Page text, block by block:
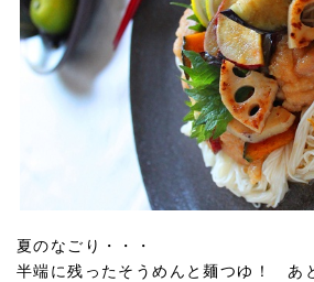
夏のなごり・・・
半端に残ったそうめんと麺つゆ！ あ